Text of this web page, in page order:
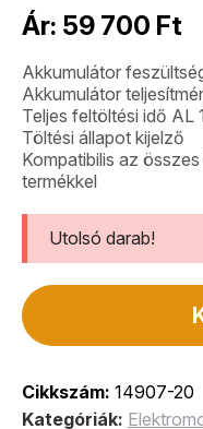
Ár: 59 700 Ft
Akkumulátor
Akkumulátor
Teljes feltöltési idő
Töltési állapot kijelző
Kompatibilis az
termékkel
Utolsó darab!
Cikkszám: 14907-20
Kategóriák: